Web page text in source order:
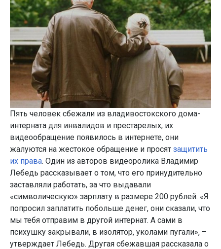
Пять человек сбежали из владивостокского дома-
интерната для инвалидов и престарелых, их
видеообращение появилось в интернете, они
жалуются на жестокое обращение и просят защитить
их права. Один из авторов видеоролика Владимир
Лебедь рассказывает о том, что его принудительно
заставляли работать, за что выдавали
«символическую» зарплату в размере 200 рублей. «Я
попросил заплатить побольше денег, они сказали, что
мы тебя отправим в другой интернат. А сами в
психушку закрывали, в изолятор, уколами пугали», –
утверждает Лебедь. Другая сбежавшая рассказала о